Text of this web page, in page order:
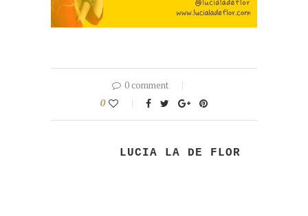
0 comment
0
LUCIA LA DE FLOR